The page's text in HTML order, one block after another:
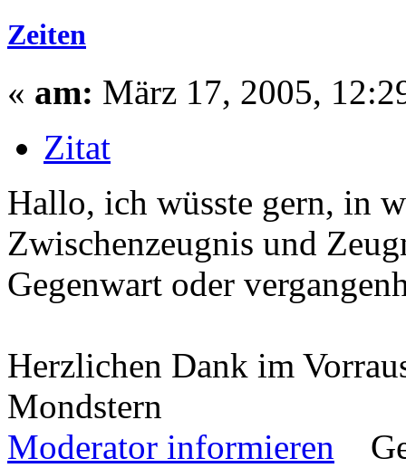
Zeiten
« am: März 17, 2005,
Zitat
Hallo, ich wüsste gern, in
Zwischenzeugnis und
Gegenwart oder
Herzlichen Dank im
Mondstern
Moderator informieren